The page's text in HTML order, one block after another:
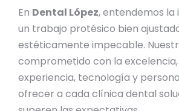
En Dental López, entendemos
un trabajo protésico bien
estéticamente impecable.
comprometido con la
experiencia, tecnología y
ofrecer a cada clínica dental